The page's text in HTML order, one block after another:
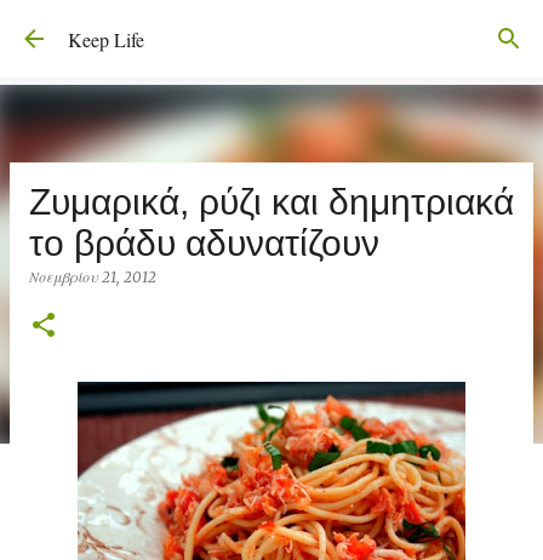
Μετάβαση στο κύριο περιεχόμενο
Keep Life
Ζυμαρικά, ρύζι και δημητριακά
το βράδυ αδυνατίζουν
Νοεμβρίου 21, 2012